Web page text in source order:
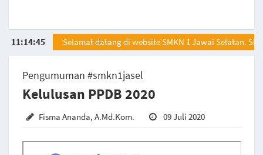
11:14:45 Selamat datang di website SMKN 1 Jawai Selatan.
Pengumuman #smkn1jasel
Kelulusan PPDB 2020
Fisma Ananda, A.Md.Kom. 09 Juli 2020